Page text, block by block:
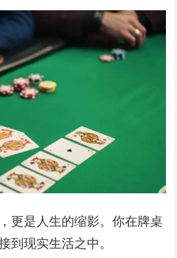
更是人生的缩影。你在牌桌
到现实生活之中。